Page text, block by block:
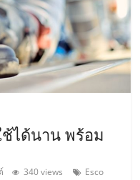
ช้ได้นาน พร้อม
340 views
Esco